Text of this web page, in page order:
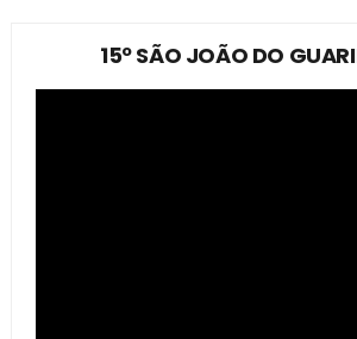
15º SÃO JOÃO DO